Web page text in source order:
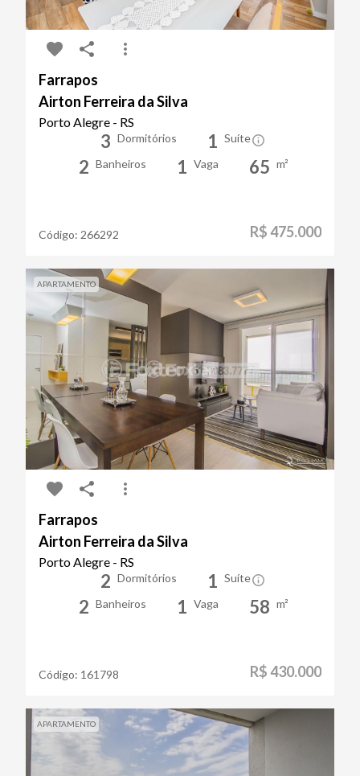
Farrapos
Airton Ferreira da Silva
Porto Alegre - RS
3 Dormitórios 1 Suíte
2 Banheiros 1 Vaga 65 m²
Código: 266292 R$ 475.000
APARTAMENTO
Farrapos
Airton Ferreira da Silva
Porto Alegre - RS
2 Dormitórios 1 Suíte
2 Banheiros 1 Vaga 58 m²
Código: 161798 R$ 430.000
APARTAMENTO